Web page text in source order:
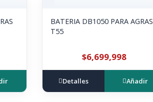
BATERIA DB1050 PARA AGRAS
T55
$6,699,998
Detalles Añadir